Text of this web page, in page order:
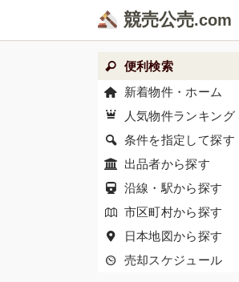
競売公売
便利検索
新着物件・ホーム
人気物件ランキング
条件を指定して探す
出品者から探す
沿線・駅から探す
市区町村から探す
日本地図から探す
売却スケジュール